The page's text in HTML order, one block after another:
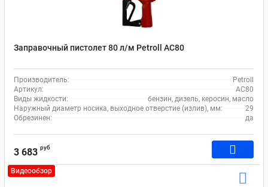
Заправочный пистолет 80 л/м Petroll AC80
Производитель:
Petroll
Артикул:
AC80
Виды жидкости:
бензин, дизель, керосин, масло
Наружный диаметр носика, выходное отверстие (излив), мм:
29
Обрезинен:
да
3 683 руб
Видеообзор